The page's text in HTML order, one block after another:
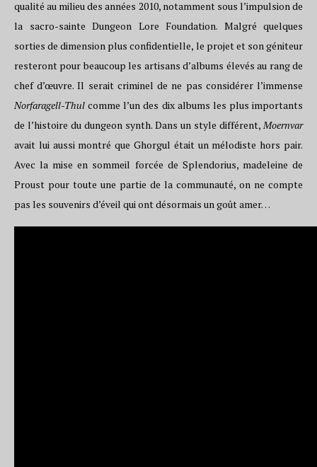
qualité au milieu des années 2010, notamment sous l’impulsion de
la sacro-sainte Dungeon Lore Foundation. Malgré quelques
sorties de dimension plus confidentielle, le projet et son géniteur
resteront pour beaucoup les artisans d’albums élevés au rang de
chef d’œuvre. Il serait criminel de ne pas considérer l’immense
Norfaragell-Thul comme l’un des dix albums les plus importants
de l’histoire du dungeon synth. Dans un style différent, Moernvar
avait lui aussi montré que Ghorgul était un mélodiste hors pair.
Avec la mise en sommeil forcée de Splendorius, madeleine de
Proust pour toute une partie de la communauté, on ne compte
pas les souvenirs d’éveil qui ont désormais un goût amer…